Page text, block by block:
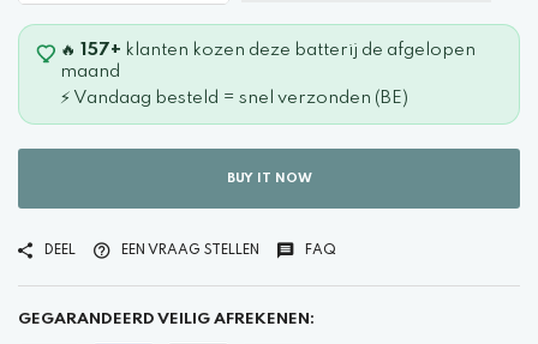
🔥 157+ klanten kozen deze batterij de afgelopen
maand
⚡ Vandaag besteld = snel verzonden (BE)
BUY IT NOW
DEEL EEN VRAAG STELLEN FAQ
GEGARANDEERD VEILIG AFREKENEN: